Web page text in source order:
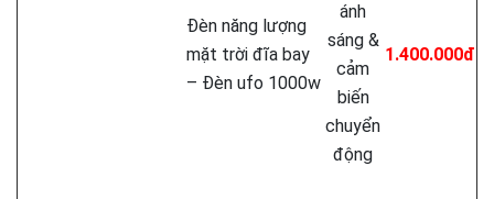
Đèn năng lượng
mặt trời đĩa bay
– Đèn ufo 1000w
ánh
sáng &
cảm
biến
chuyển
động
1.400.000đ